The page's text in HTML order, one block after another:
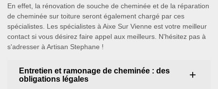
En effet, la rénovation de souche de cheminée et de la réparation
de cheminée sur toiture seront également chargé par ces
spécialistes. Les spécialistes à Aixe Sur Vienne est votre meilleur
contact si vous désirez faire appel aux meilleurs. N'hésitez pas à
s'adresser à Artisan Stephane !
Entretien et ramonage de cheminée : des
obligations légales